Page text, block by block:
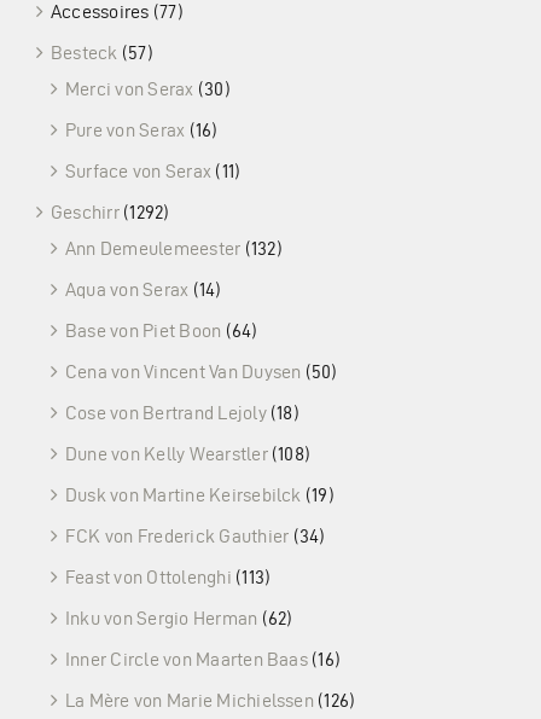
Accessoires (77)
Besteck (57)
Merci von Serax (30)
Pure von Serax (16)
Surface von Serax (11)
Geschirr (1292)
Ann Demeulemeester (132)
Aqua von Serax (14)
Base von Piet Boon (64)
Cena von Vincent Van Duysen (50)
Cose von Bertrand Lejoly (18)
Dune von Kelly Wearstler (108)
Dusk von Martine Keirsebilck (19)
FCK von Frederick Gauthier (34)
Feast von Ottolenghi (113)
Inku von Sergio Herman (62)
Inner Circle von Maarten Baas (16)
La Mère von Marie Michielssen (126)